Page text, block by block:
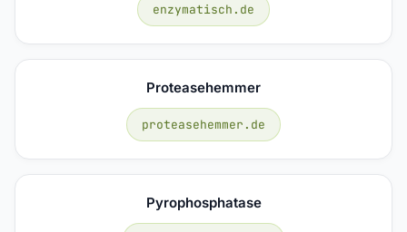
enzymatisch.de
Proteasehemmer
proteasehemmer.de
Pyrophosphatase